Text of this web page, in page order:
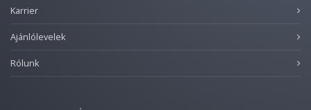
Karrier
Ajánlólevelek
Rólunk